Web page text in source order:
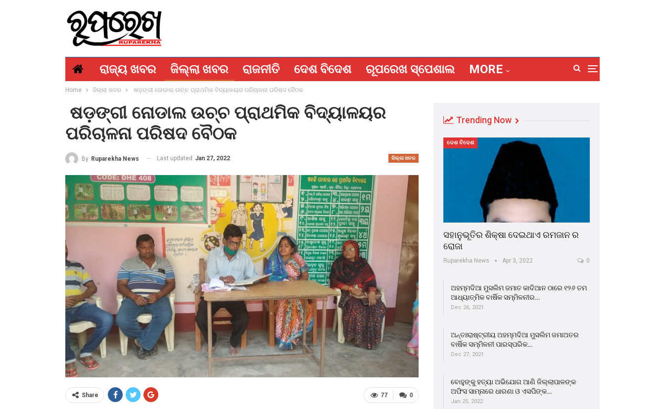
ରାଜ୍ୟ ଖବର ଜିଲ୍ଲା ଖବର ରାଜନୀତି ଦେଶ ବିଦେଶ ରୂପରେଖ ସ୍ପେଶାଲ MORE
Home ଜିଲ୍ଲା ଖବର ଷଡ଼ଙ୍ଗୀ ନୋଡାଲ ଉଚ୍ଚ ପ୍ରାଥମିକ ବିଦ୍ୟାଳୟର ପରିଚାଳନା ପରିଷଦ ବୈଠକ
ଷଡ଼ଙ୍ଗୀ ନୋଡାଲ ଉଚ୍ଚ ପ୍ରାଥମିକ ବିଦ୍ୟାଳୟର
ପରିଚାଳନା ପରିଷଦ ବୈଠକ
ଜିଲ୍ଲା ଖବର
By Ruparekha News Last updated Jan 27, 2022
0
77
Share
Trending Now
ଦେଶ ବିଦେଶ
ସହାନୁଭୂତିର ଶିକ୍ଷା ଦେଇଥାଏ ରମଜାନ ର
ରୋଜା
Ruparekha News Apr 3, 2022 0
ଅହମ୍ମଦିଆ ମୁସଲିମ ଜମାତ କାଦିଆନ ଠାରେ ୧୨୬ ତମ
ଆଧ୍ୟାତ୍ମିକ ବାର୍ଷିକ ସମ୍ମିଳନୀର…
Dec 26, 2021
ଅନ୍ତଃରାଷ୍ଟ୍ରୀୟ ଅହମ୍ମଦିଆ ମୁସଲିମ ଜମାଅତର
ବାର୍ଷିକ ସମ୍ମିଳନୀ ପାରସ୍ପରିକ…
Dec 27, 2021
ବୋହୁଙ୍କୁ ହତ୍ୟା ଅଭିଯୋଗ ଆଣି ଜିଲ୍ଲାପାଳଙ୍କ
ଅଫିସ ସାମ୍ନାରେ ଧାରଣା ଓ ଏସପିଙ୍କ…
Jan 25, 2022